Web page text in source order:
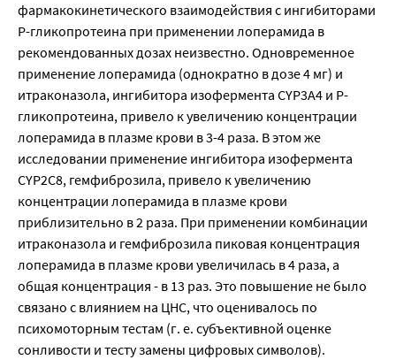
фармакокинетического взаимодействия с ингибиторами
Р-гликопротеина при применении лоперамида в
рекомендованных дозах неизвестно. Одновременное
применение лоперамида (однократно в дозе 4 мг) и
итраконазола, ингибитора изофермента CYP3A4 и Р-
гликопротеина, привело к увеличению концентрации
лоперамида в плазме крови в 3-4 раза. В этом же
исследовании применение ингибитора изофермента
CYP2C8, гемфиброзила, привело к увеличению
концентрации лоперамида в плазме крови
приблизительно в 2 раза. При применении комбинации
итраконазола и гемфиброзила пиковая концентрация
лоперамида в плазме крови увеличилась в 4 раза, а
общая концентрация - в 13 раз. Это повышение не было
связано с влиянием на ЦНС, что оценивалось по
психомоторным тестам (г. е. субъективной оценке
сонливости и тесту замены цифровых символов).